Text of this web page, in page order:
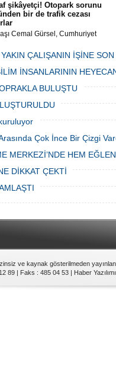
şikâyetçi! Otopark sorunu
bir de trafik cezası
Cemal Gürsel, Cumhuriyet
esnaf ve alışverişe gelen
park cezaları yüzünden
bezdi.
ÇALIŞANIN İŞİNE
İNSANLARININ
BULUŞTU
Çok İnce Bir Çizgi
MERKEZİ’NDE HEM
DİKKAT ÇEKTİ
ve kaynak gösterilmeden
89 | Faks : 485 04 53 | Haber Yazılımı